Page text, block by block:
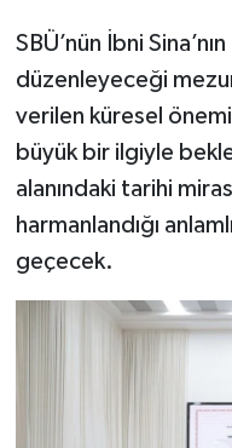
SBÜ’nün İbni
düzenleyeceği
verilen küresel
büyük bir ilgiyle
alanındaki tarihi
harmanlandığı
geçecek.